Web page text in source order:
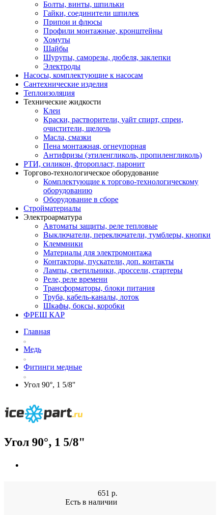
Болты, винты, шпильки
Гайки, соединители шпилек
Припои и флюсы
Профили монтажные, кронштейны
Хомуты
Шайбы
Шурупы, саморезы, дюбеля, заклепки
Электроды
Насосы, комплектующие к насосам
Сантехнические изделия
Теплоизоляция
Технические жидкости
Клеи
Краски, растворители, уайт спирт, спреи,
очистители, щелочь
Масла, смазки
Пена монтажная, огнеупорная
Антифризы (этиленгликоль, пропиленгликоль)
РТИ, силикон, фторопласт, паронит
Торгово-технологическое оборудование
Комплектующие к торгово-технологическому
оборудованию
Оборудование в сборе
Стройматериалы
Электроарматура
Автоматы защиты, реле тепловые
Выключатели, переключатели, тумблеры, кнопки
Клеммники
Материалы для электромонтажа
Контакторы, пускатели, доп. контакты
Лампы, светильники, дроссели, стартеры
Реле, реле времени
Трансформаторы, блоки питания
Труба, кабель-каналы, лоток
Шкафы, боксы, коробки
ФРЕШ КАР
Главная
Медь
Фитинги медные
Угол 90°, 1 5/8"
Угол 90°, 1 5/8"
651 р.
Есть в наличии